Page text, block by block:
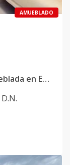
AMUEBLADO
Venta y/0 Alquiler totalmente amueblada en Evaristo Morales